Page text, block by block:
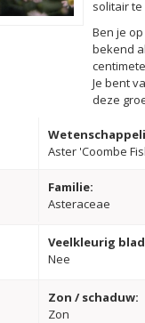
solitair
Ben je
bekend
Je bent
deze
Aster 'Coombe
Familie:
Asteraceae
Veelkleurig
Nee
Zon / schaduw:
Zon